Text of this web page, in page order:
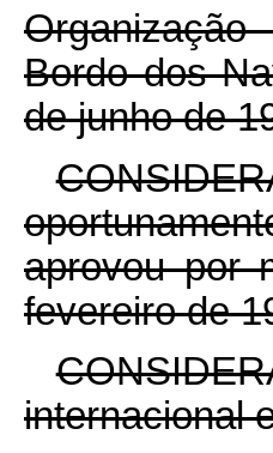
Bordo dos
de junho de
aprovou por
fevereiro de
internacional